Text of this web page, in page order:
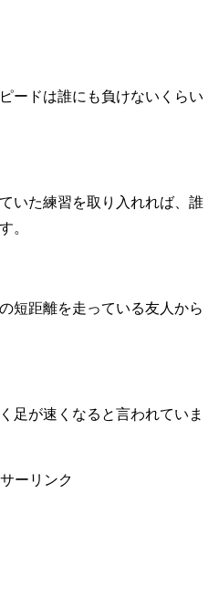
ードは誰にも負けないくらい
いた練習を取り入れれば、誰
。
短距離を走っている友人から
足が速くなると言われていま
ーリンク